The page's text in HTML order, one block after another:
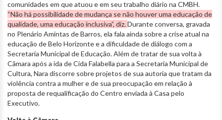
comunidades em que atuou e em seu trabalho diário na CMBH.
“Não há possibilidade de mudança se não houver uma educação de
qualidade, uma educação inclusiva”, diz.Durante conversa, gravada
no Plenário Amintas de Barros, ela fala ainda sobre a crise atual na
educação de Belo Horizonte e a dificuldade de diálogo com a
Secretaria Municipal de Educação. Além de tratar de sua volta à
Câmara após a ida de Cida Falabella para a Secretaria Municipal de
Cultura, Nara discorre sobre projetos de sua autoria que tratam da
violência contra a mulher e de sua preocupação em relação à
proposta de requalificação do Centro enviada à Casa pelo
Executivo.